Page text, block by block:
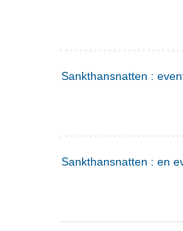
Sankthansnatten :
Sankthansnatten : en